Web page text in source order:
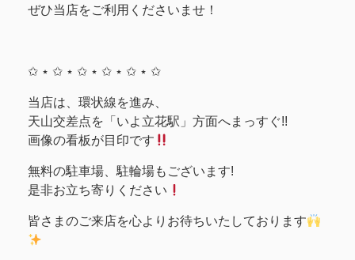
ぜひ当店をご利用くださいませ！
✩ ⋆ ✩ ⋆ ✩ ⋆ ✩ ⋆ ✩ ⋆ ✩
当店は、環状線を進み、
天山交差点を「いよ立花駅」方面へまっすぐ!!
画像の看板が目印です
無料の駐車場、駐輪場もございます!
是非お立ち寄りください
皆さまのご来店を心よりお待ちいたしております